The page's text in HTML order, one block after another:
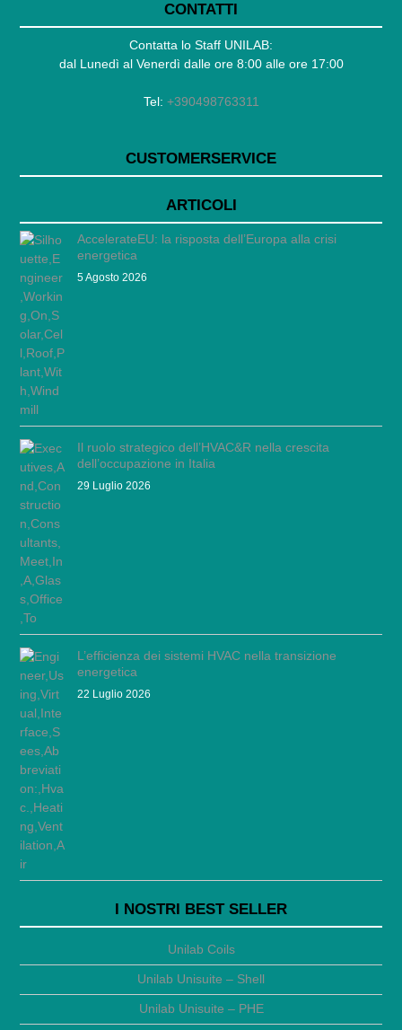
CONTATTI
Contatta lo Staff UNILAB:
dal Lunedì al Venerdì dalle ore 8:00 alle ore 17:00
Tel: +390498763311
CUSTOMERSERVICE
ARTICOLI
AccelerateEU: la risposta dell’Europa alla crisi
energetica
5 Agosto 2026
Il ruolo strategico dell’HVAC&R nella crescita
dell’occupazione in Italia
29 Luglio 2026
L’efficienza dei sistemi HVAC nella transizione
energetica
22 Luglio 2026
I NOSTRI BEST SELLER
Unilab Coils
Unilab Unisuite – Shell
Unilab Unisuite – PHE